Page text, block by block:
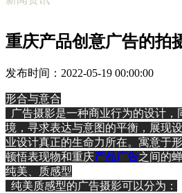
重庆产品创意广告的拍
发布时间：2022-05-19 00:00:00
形合与意合
广告摄影是一种商业行为的设计，
境，寻求表达与意图的平衡，展现
业设计真正的生命力所在。寓意于
顿悟表现物和重庆产品广告之间的
纯美、质感型
纯美质感型的广告摄影可以分为：